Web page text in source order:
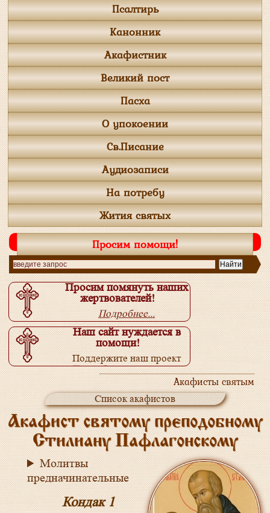
Псалтирь
Канонник
Акафистник
Великий пост
Пасха
О упокоении
Св.Писание
Аудиозаписи
На потребу
Жития святых
Просим помощи!
Просим помянуть наших
жертвователей!
Подробнее...
Наш сайт нуждается в
помощи!
Поддержите наш проект
Подробнее...
Акафисты святым
Список акафистов
Акафист святому преподобному
Стилиану Пафлагонскому
Молитвы
предначинательные
Кондак 1